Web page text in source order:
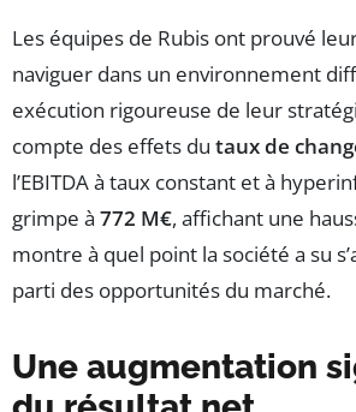
Les équipes de Rubis ont prouvé
naviguer dans un environnement
exécution rigoureuse de leur
compte des effets du taux de
l’EBITDA à taux constant et à
grimpe à 772 M€, affichant une
montre à quel point la société a su
parti des opportunités du marché.
Une augmentation